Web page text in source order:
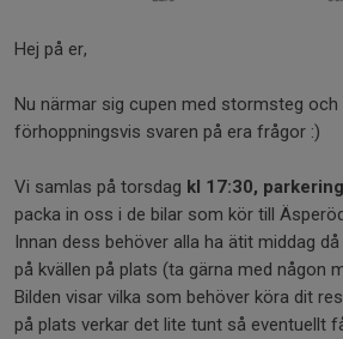
Hej på er,
Nu närmar sig cupen med stormsteg
förhoppningsvis svaren på era frågor :)
Vi samlas på torsdag kl 17:30,
packa in oss i de bilar som kör till
Innan dess behöver alla ha ätit middag
på kvällen på plats (ta gärna med någon
Bilden visar vilka som behöver köra dit
på plats verkar det lite tunt så eventuellt